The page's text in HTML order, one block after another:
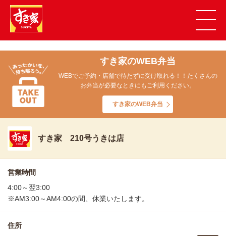
すき家のWEB弁当
WEBでご予約・店舗で待たずに受け取れる！！たくさんの
お弁当が必要なときにもご利用ください。
すき家のWEB弁当
すき家 210号うきは店
営業時間
4:00～翌3:00
※AM3:00～AM4:00の間、休業いたします。
住所